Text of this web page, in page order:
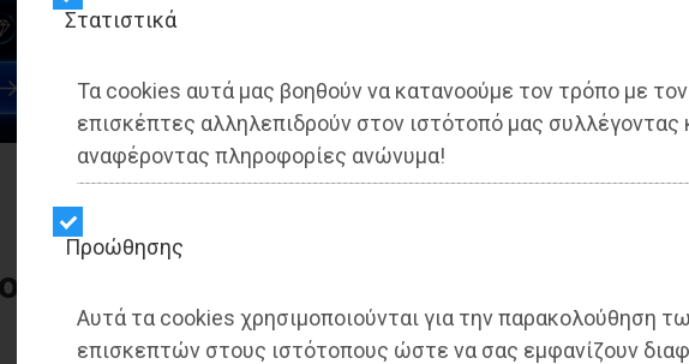
Στατιστικά
Τα cookies αυτά μας βοηθούν να κατανοούμε τον τρόπο με τον
επισκέπτες αλληλεπιδρούν στον ιστότοπό μας συλλέγοντας
αναφέροντας πληροφορίες ανώνυμα!
Προώθησης
Αυτά τα cookies χρησιμοποιούνται για την παρακολούθηση
επισκεπτών στους ιστότοπους ώστε να σας εμφανίζουν
ψηφιακό «ΠΑΡΑΣΚΗΝΙΟ» το Σάββατο